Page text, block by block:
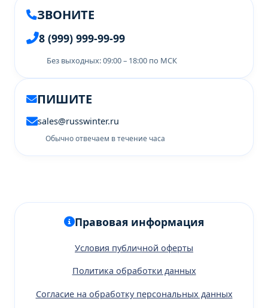
ЗВОНИТЕ
8 (999) 999-99-99
Без выходных: 09:00 – 18:00 по МСК
ПИШИТЕ
sales@russwinter.ru
Обычно отвечаем в течение часа
Правовая информация
Условия публичной оферты
Политика обработки данных
Согласие на обработку персональных данных